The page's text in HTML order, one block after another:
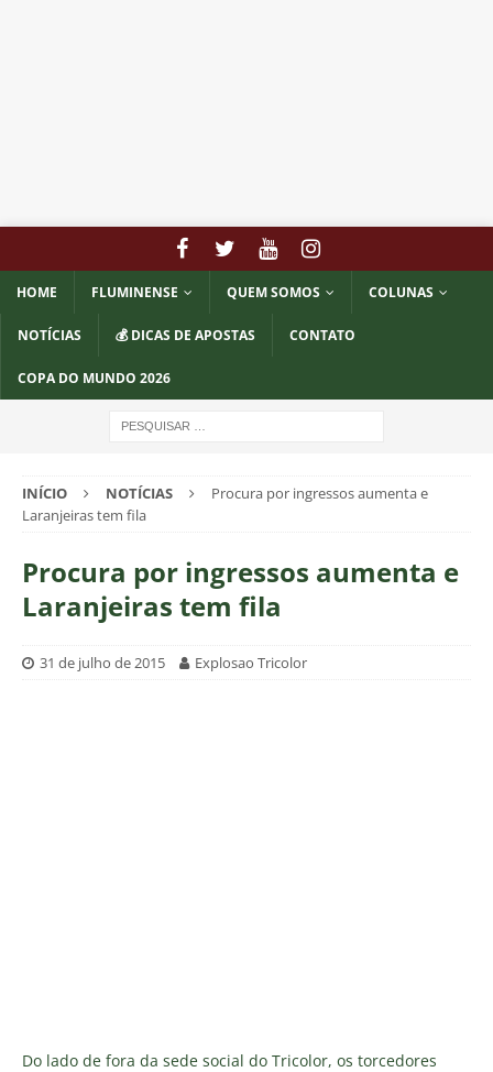
HOME FLUMINENSE QUEM SOMOS COLUNAS
NOTÍCIAS 💰 DICAS DE APOSTAS CONTATO
COPA DO MUNDO 2026
INÍCIO NOTÍCIAS
Procura por ingressos aumenta e
Laranjeiras tem fila
Procura por ingressos aumenta e
Laranjeiras tem fila
31 de julho de 2015 Explosao Tricolor
Do lado de fora da sede social do Tricolor, os torcedores